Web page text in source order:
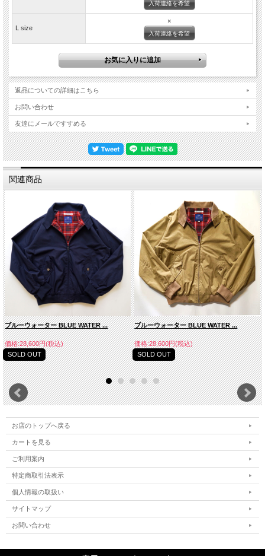
※サイズは目安です。縫製品のため、若干のずれが生じます事をご容赦下さい。
※着用していると1インチ程、伸びてきます。
●着用画像ではSサイズを着用しています。
普段29インチや30インチのデニムを着用したり
Sサイズのパンツを良く着用しています。
5番目の穴がジャストフィットでした。
Sサイズ→W29からW32
Mサイズ→W31からW34
Lサイズ→W33からW36
サイズのご参考になれば幸いです。
入荷連絡を希望
L size
×
入荷連絡を希望
返品についての詳細はこちら
お問い合わせ
友達にメールですすめる
関連商品
ブルーウォーター BLUE WATER ...
価格:28,600円(税込)
SOLD OUT
ブルーウォーター BLUE WATER ...
価格:28,600円(税込)
SOLD OUT
お店のトップへ戻る
カートを見る
ご利用案内
特定商取引法表示
個人情報の取扱い
サイトマップ
お問い合わせ